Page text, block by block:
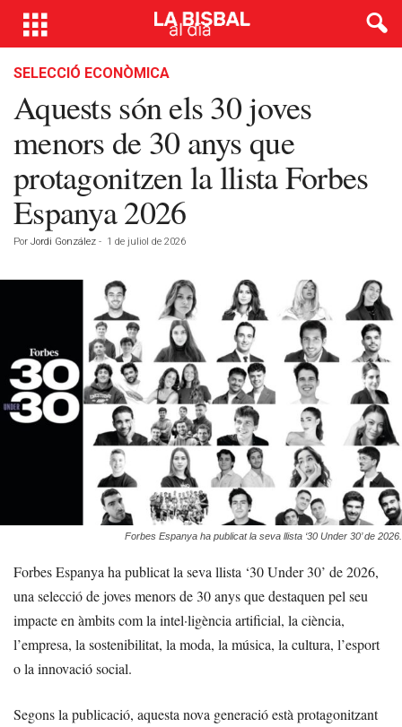
SELECCIÓ ECONÒMICA
Aquests són els 30 joves
menors de 30 anys que
protagonitzen la llista Forbes
Espanya 2026
Por Jordi González - 1 de juliol de 2026
Forbes Espanya ha publicat la seva llista ‘30 Under 30’ de 2026.
Forbes Espanya ha publicat la seva llista ‘30 Under 30’ de 2026,
una selecció de joves menors de 30 anys que destaquen pel seu
impacte en àmbits com la intel·ligència artificial, la ciència,
l’empresa, la sostenibilitat, la moda, la música, la cultura, l’esport
o la innovació social.
Segons la publicació, aquesta nova generació està protagonitzant